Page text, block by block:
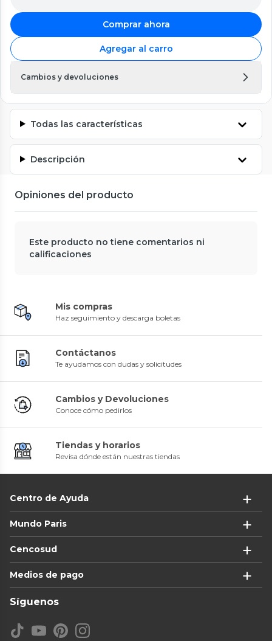
Comprar ahora
Agregar al carro
Cambios y devoluciones
Todas las características
Descripción
Opiniones del producto
Este producto no tiene comentarios ni
calificaciones
Mis compras
Haz seguimiento y descarga boletas
Contáctanos
Te ayudamos con dudas y solicitudes
Cambios y Devoluciones
Conoce cómo pedirlos
Tiendas y horarios
Revisa dónde están nuestras tiendas
Centro de Ayuda
Mundo Paris
Cencosud
Medios de pago
Síguenos